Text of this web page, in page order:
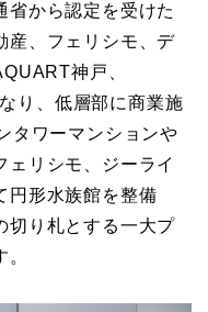
省から認定を受けた
産、フェリシモ、デ
神戸、
り、低層部に商業施
タワーマンションや
ェリシモ、ジーライ
円形水族館を整備
切り札とする一大プ